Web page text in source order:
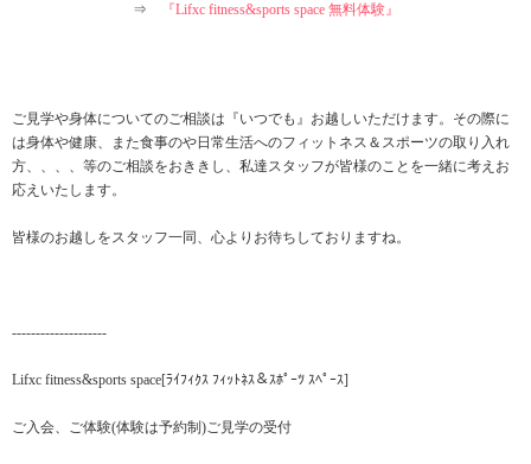
⇒
『Lifxc fitness&sports space 無料体験』
ご見学や身体についてのご相談は『いつでも』お越しいただけます。その際に
は身体や健康、また食事のや日常生活へのフィットネス＆スポーツの取り入れ
方、、、、等のご相談をおききし、私達スタッフが皆様のことを一緒に考えお
応えいたします。
皆様のお越しをスタッフ一同、心よりお待ちしておりますね。
--------------------
Lifxc fitness&sports space[ﾗｲﾌｨｸｽ ﾌｨｯﾄﾈｽ＆ｽﾎﾟｰﾂ ｽﾍﾟｰｽ]
ご入会、ご体験(体験は予約制)ご見学の受付